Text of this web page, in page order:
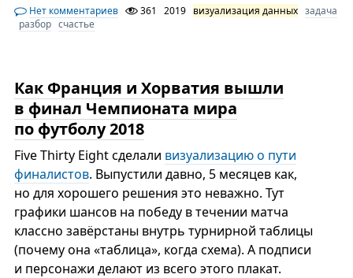
Нет комментариев 361 2019 визуализация данных задача
разбор счастье
Как Франция и Хорватия вышли
в финал Чемпионата мира
по футболу 2018
Five Thirty Eight сделали визуализацию о пути
финалистов. Выпустили давно, 5 месяцев как,
но для хорошего решения это неважно. Тут
графики шансов на победу в течении матча
классно завёрстаны внутрь турнирной таблицы
(почему она «таблица», когда схема). А подписи
и персонажи делают из всего этого плакат.